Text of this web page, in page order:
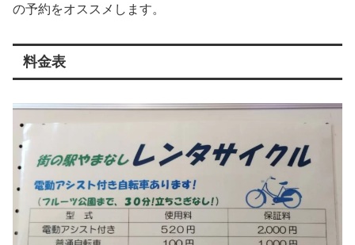
の予約をオススメします。
料金表